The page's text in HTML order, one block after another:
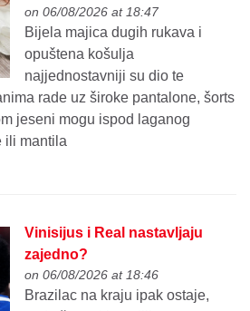
on 06/08/2026 at 18:47
Bijela majica dugih rukava i
opuštena košulja
najjednostavniji su dio te
rade uz široke pantalone, šorts
jeseni mogu ispod laganog
ili mantila
Vinisijus i Real nastavljaju
zajedno?
on 06/08/2026 at 18:46
Brazilac na kraju ipak ostaje,